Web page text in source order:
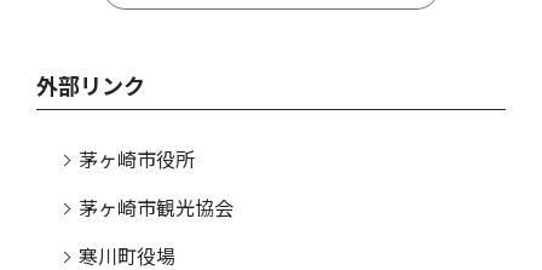
外部リンク
茅ヶ崎市役所
茅ヶ崎市観光協会
寒川町役場